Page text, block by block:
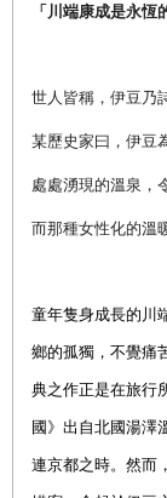
「川端康成是永
世人皆稱，伊豆乃
某歷史家曰，伊豆
處處湧現的溫泉，
而那種女性化的溫
童年隻身成長的川
鄉的孤獨，不覺痛
典之作正是在旅行
國》出自北國湯澤
連京都之時。然而